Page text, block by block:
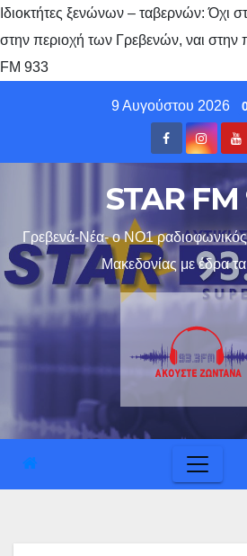
Ιδιοκτήτες ξενώνων – ταβερνών: Όχι
στην περιοχή των Γρεβενών, ναι
FM 933
9 Αυγούστου 2026
STAR FM
Γρεβενά-Νέα- ο ΝΟ1 ραδιοφωνικός
Μακεδονίας με έδρα